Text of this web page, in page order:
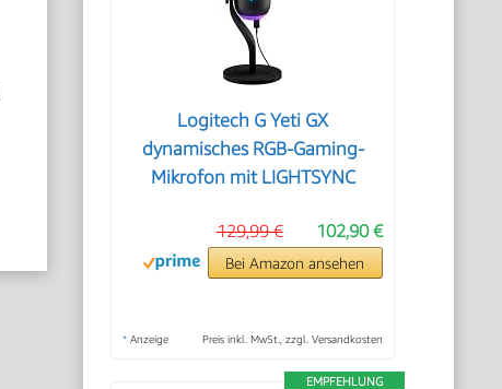
Logitech G Yeti GX
dynamisches RGB-Gaming-
Mikrofon mit LIGHTSYNC
102,90 €
129,99 €
Bei Amazon ansehen
* Anzeige Preis inkl. MwSt., zzgl. Versandkosten
EMPFEHLUNG